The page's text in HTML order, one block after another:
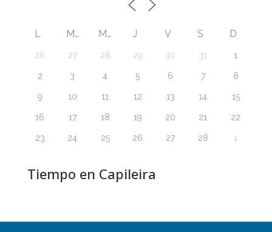
L M M J V S D
26 27 28 29 30 31 1
2 3 4 5 6 7 8
9 10 11 12 13 14 15
16 17 18 19 20 21 22
23 24 25 26 27 28 1
Tiempo en Capileira